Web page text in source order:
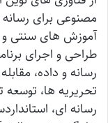
مصنوعی برای رسانه
آموزش های سنتی و
طراحی و اجرای
رسانه و داده،
تحریریه ها، توسعه
رسانه ای،